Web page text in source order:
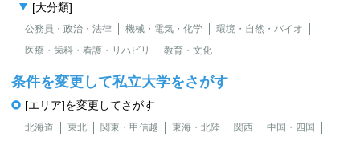
[大分類]
公務員・政治・法律 機械・電気・化学
環境・自然・バイオ
医療・歯科・看護・リハビリ
教育・文化
条件を変更して私立大学をさがす
[エリア]を変更してさがす
北海道 東北 関東・甲信越 東海・北陸 関西
中国・四国